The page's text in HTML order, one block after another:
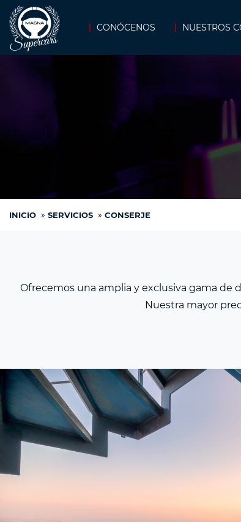
CONÓCENOS NUESTROS
INICIO » SERVICIOS » CONSERJE
Ofrecemos una amplia y exclusiva gama de
Nuestra mayor